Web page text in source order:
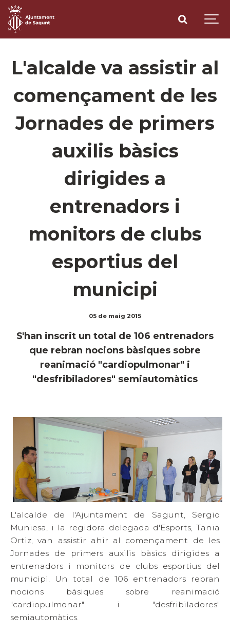
L'alcalde va assistir al
començament de les
Jornades de primers
auxilis bàsics
dirigides a
entrenadors i
monitors de clubs
esportius del
municipi
05 de maig 2015
S'han inscrit un total de 106 entrenadors
que rebran nocions bàsiques sobre
reanimació "cardiopulmonar" i
"desfribiladores" semiautomàtics
L'alcalde de l'Ajuntament de Sagunt, Sergio
Muniesa, i la regidora delegada d'Esports, Tania
Ortiz, van assistir ahir al començament de les
Jornades de primers auxilis bàsics dirigides a
entrenadors i monitors de clubs esportius del
municipi. Un total de 106 entrenadors rebran
nocions bàsiques sobre reanimació
"cardiopulmonar" i "desfribiladores"
semiautomàtics.